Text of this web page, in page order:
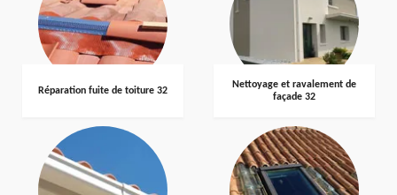
Réparation fuite de toiture 32
Nettoyage et ravalement de
façade 32